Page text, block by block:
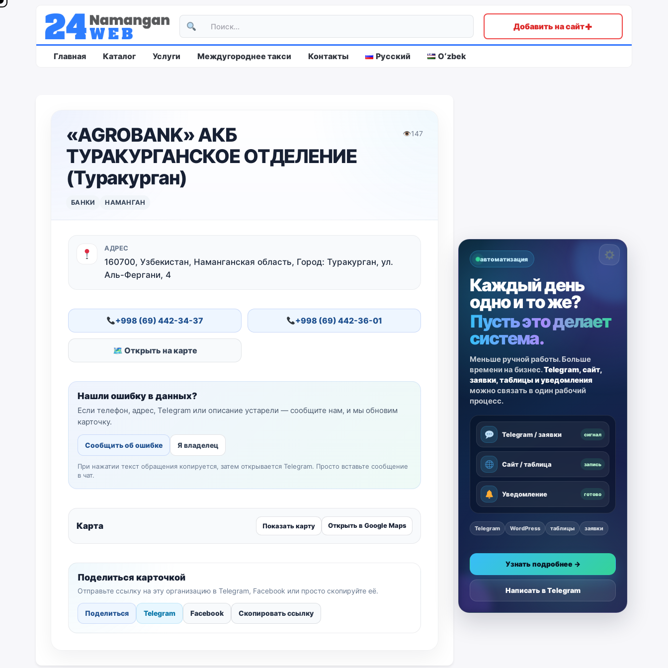
Добавить на сайт+
Главная Каталог Услуги Междугороднее такси Контакты Русский Oʻzbek
«AGROBANK» АКБ
ТУРАКУРГАНСКОЕ ОТДЕЛЕНИЕ
(Туракурган)
👁147
БАНКИ НАМАНГАН
АДРЕС
160700, Узбекистан, Наманганская область, Город: Туракурган, ул.
Аль-Фергани, 4
+998 (69) 442-34-37 +998 (69) 442-36-01
🗺 Открыть на карте
Нашли ошибку в данных?
Если телефон, адрес, Telegram или описание устарели — сообщите нам, и мы обновим
карточку.
Сообщить об ошибке Я владелец
При нажатии текст обращения копируется, затем открывается Telegram. Просто вставьте сообщение
в чат.
Карта Показать карту Открыть в Google Maps
Поделиться карточкой
Отправьте ссылку на эту организацию в Telegram, Facebook или просто скопируйте её.
Поделиться Telegram Facebook Скопировать ссылку
автоматизация
Каждый день
одно и то же?
Пусть это делает
система.
Меньше ручной работы. Больше
времени на бизнес.Telegram, сайт,
заявки, таблицы и уведомления
можно связать в один рабочий
процесс.
Telegram / заявки сигнал
Сайт / таблица запись
Уведомление готово
Telegram WordPress таблицы заявки
Узнать подробнее →
Написать в Telegram